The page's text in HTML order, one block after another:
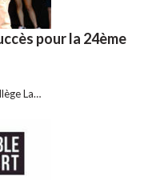
pour la 24ème
La…